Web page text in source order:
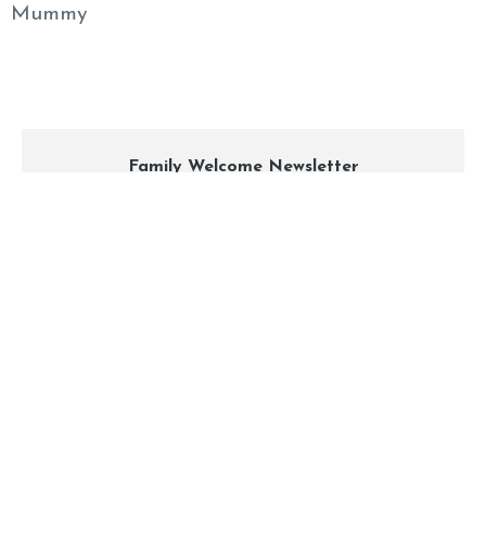
Mummy
Family Welcome Newsletter